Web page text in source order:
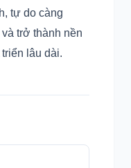
tự do càng
trở thành nền
lâu dài.